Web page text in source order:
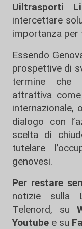
Uiltrasporti
intercettare
importanza per
Essendo
prospettive di
termine che
attrattiva
internazionale,
dialogo con
scelta di
tutelare
genovesi.
Per restare
notizie sulla
Telenord, su
Youtube e su